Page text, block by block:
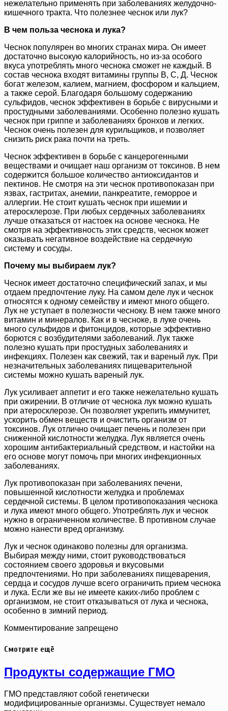
нежелательно применять при заболеваниях желудочно-
кишечного тракта. Что полезнее чеснок или лук?
В чем польза чеснока и лука?
Чеснок популярен во многих странах мира. Он имеет
достаточно высокую калорийность, но из-за особого
вкуса употреблять много чеснока сможет не каждый. В
состав чеснока входят витамины группы В, С, Д. Чеснок
богат железом, калием, магнием, фосфором и кальцием,
а также серой. Благодаря большому содержанию
сульфидов, чеснок эффективен в борьбе с вирусными и
простудными заболеваниями. Особенно полезно кушать
чеснок при гриппе и заболеваниях бронхов и легких.
Чеснок очень полезен для курильщиков, и позволяет
снизить риск рака почти на треть.
Чеснок эффективен в борьбе с канцерогенными
веществами и очищает наш организм от токсинов. В нем
содержится большое количество антиоксидантов и
пектинов. Не смотря на эти чеснок противопоказан при
язвах, гастритах, анемии, панкреатите, геморрое и
аллергии. Не стоит кушать чеснок при ишемии и
атеросклерозе. При любых сердечных заболеваниях
лучше отказаться от настоек на основе чеснока. Не
смотря на эффективность этих средств, чеснок может
оказывать негативное воздействие на сердечную
систему и сосуды.
Почему мы выбираем лук?
Чеснок имеет достаточно специфический запах, и мы
отдаем предпочтение луку. На самом деле лук и чеснок
относятся к одному семейству и имеют много общего.
Лук не уступает в полезности чесноку. В нем также много
витамин и минералов. Как и в чесноке, в луке очень
много сульфидов и фитонцидов, которые эффективно
борются с возбудителями заболеваний. Лук также
полезно кушать при простудных заболеваниях и
инфекциях. Полезен как свежий, так и вареный лук. При
незначительных заболеваниях пищеварительной
системы можно кушать вареный лук.
Лук усиливает аппетит и его также нежелательно кушать
при ожирении. В отличие от чеснока лук можно кушать
при атеросклерозе. Он позволяет укрепить иммунитет,
ускорить обмен веществ и очистить организм от
токсинов. Лук отлично очищает печень и полезен при
сниженной кислотности желудка. Лук является очень
хорошим антибактериальный средством, и настойки на
его основе могут помочь при многих инфекционных
заболеваниях.
Лук противопоказан при заболеваниях печени,
повышенной кислотности желудка и проблемах
сердечной системы. В целом противопоказания чеснока
и лука имеют много общего. Употреблять лук и чеснок
нужно в ограниченном количестве. В противном случае
можно нанести вред организму.
Лук и чеснок одинаково полезны для организма.
Выбирая между ними, стоит руководствоваться
состоянием своего здоровья и вкусовыми
предпочтениями. Но при заболеваниях пищеварения,
сердца и сосудов лучше всего ограничить прием чеснока
и лука. Если же вы не имеете каких-либо проблем с
организмом, не стоит отказываться от лука и чеснока,
особенно в зимний период.
Комментирование запрещено
Смотрите ещё
Продукты содержащие ГМО
ГМО представляют собой генетически
модифицированные организмы. Существует немало